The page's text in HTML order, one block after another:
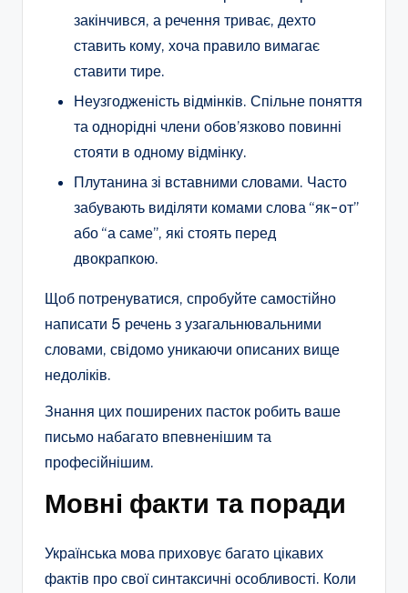
закінчився, а речення триває, дехто
ставить кому, хоча правило вимагає
ставити тире.
Неузгодженість відмінків. Спільне поняття
та однорідні члени обов’язково повинні
стояти в одному відмінку.
Плутанина зі вставними словами. Часто
забувають виділяти комами слова “як-от”
або “а саме”, які стоять перед
двокрапкою.
Щоб потренуватися, спробуйте самостійно
написати 5 речень з узагальнювальними
словами, свідомо уникаючи описаних вище
недоліків.
Знання цих поширених пасток робить ваше
письмо набагато впевненішим та
професійнішим.
Мовні факти та поради
Українська мова приховує багато цікавих
фактів про свої синтаксичні особливості. Коли